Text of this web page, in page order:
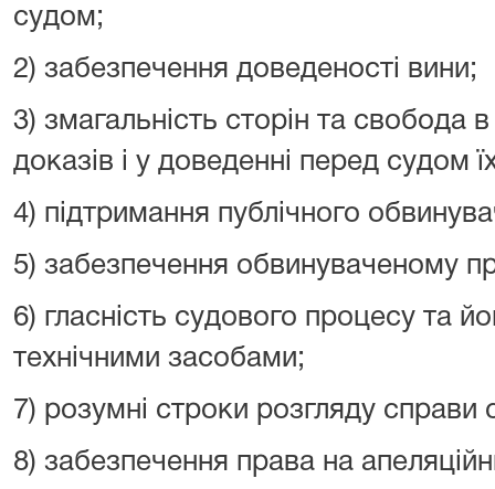
судом;
2) забезпечення доведеності вини;
3) змагальність сторін та свобода
доказів і у доведенні перед судом
4) підтримання публічного
5) забезпечення обвинуваченому
6) гласність судового процесу та
технічними засобами;
7) розумні строки розгляду справи
8) забезпечення права на